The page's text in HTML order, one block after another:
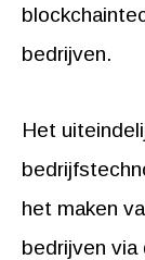
bedrijven.
Het
het maken
bedrijven via